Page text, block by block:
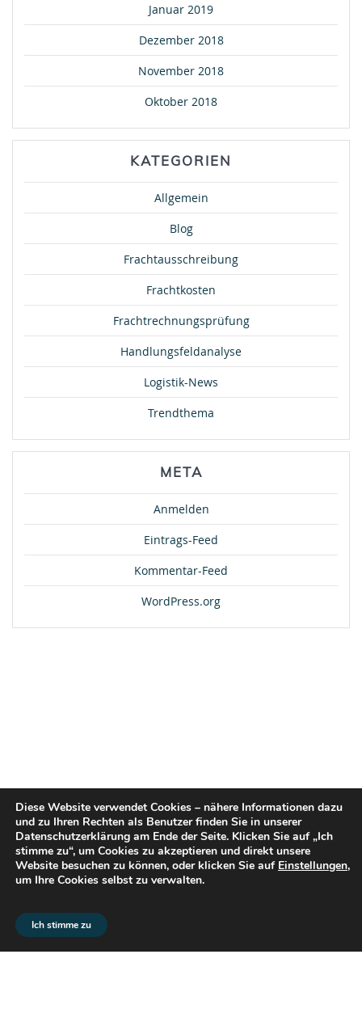
Januar 2019
Dezember 2018
November 2018
Oktober 2018
KATEGORIEN
Allgemein
Blog
Frachtausschreibung
Frachtkosten
Frachtrechnungsprüfung
Handlungsfeldanalyse
Logistik-News
Trendthema
META
Anmelden
Eintrags-Feed
Kommentar-Feed
WordPress.org
Diese Website verwendet Cookies – nähere Informationen dazu
und zu Ihren Rechten als Benutzer finden Sie in unserer
Datenschutzerklärung am Ende der Seite. Klicken Sie auf „Ich
stimme zu“, um Cookies zu akzeptieren und direkt unsere
Website besuchen zu können, oder klicken Sie auf Einstellungen,
um Ihre Cookies selbst zu verwalten.
Ich stimme zu